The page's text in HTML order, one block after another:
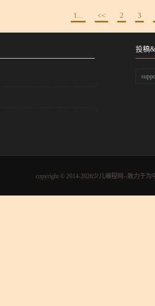
1... << 2 3
投稿
copyright © 2014-2026少儿编程网--致力于